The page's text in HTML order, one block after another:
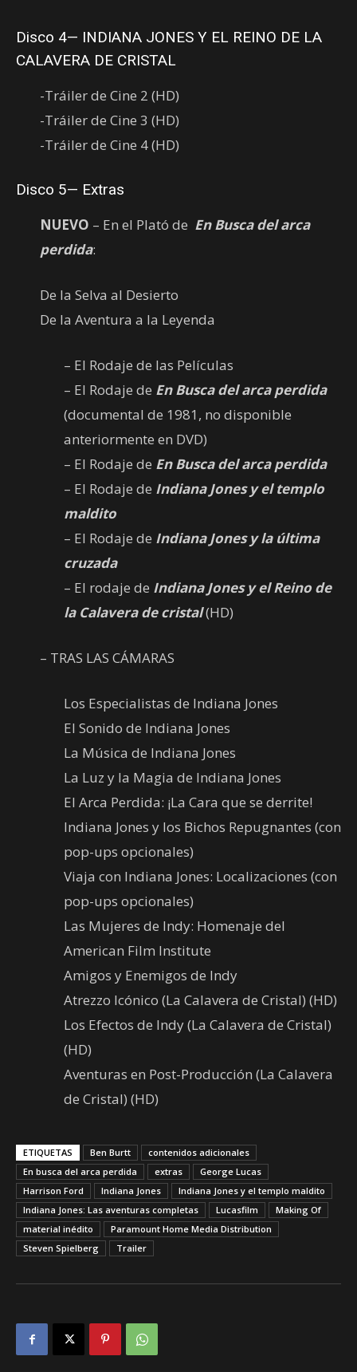
Disco 4— INDIANA JONES Y EL REINO DE LA
CALAVERA DE CRISTAL
-Tráiler de Cine 2 (HD)
-Tráiler de Cine 3 (HD)
-Tráiler de Cine 4 (HD)
Disco 5— Extras
NUEVO – En el Plató de En Busca del arca
perdida:
De la Selva al Desierto
De la Aventura a la Leyenda
– El Rodaje de las Películas
– El Rodaje de En Busca del arca perdida
(documental de 1981, no disponible
anteriormente en DVD)
– El Rodaje de En Busca del arca perdida
– El Rodaje de Indiana Jones y el templo
maldito
– El Rodaje de Indiana Jones y la última
cruzada
– El rodaje de Indiana Jones y el Reino de
la Calavera de cristal(HD)
– TRAS LAS CÁMARAS
Los Especialistas de Indiana Jones
El Sonido de Indiana Jones
La Música de Indiana Jones
La Luz y la Magia de Indiana Jones
El Arca Perdida: ¡La Cara que se derrite!
Indiana Jones y los Bichos Repugnantes (con
pop-ups opcionales)
Viaja con Indiana Jones: Localizaciones (con
pop-ups opcionales)
Las Mujeres de Indy: Homenaje del
American Film Institute
Amigos y Enemigos de Indy
Atrezzo Icónico (La Calavera de Cristal) (HD)
Los Efectos de Indy (La Calavera de Cristal)
(HD)
Aventuras en Post-Producción (La Calavera
de Cristal) (HD)
ETIQUETAS Ben Burtt
contenidos adicionales
En busca del arca perdida
extras
George Lucas
Harrison Ford
Indiana Jones
Indiana Jones y el templo maldito
Indiana Jones: Las aventuras completas
Lucasfilm
Making Of
material inédito
Paramount Home Media Distribution
Steven Spielberg
Trailer